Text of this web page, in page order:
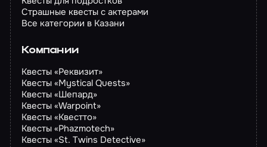
Страшные квесты с актерами
Все категории в Казани
Компании
Квесты «Реквизит»
Квесты «Mystical Quests»
Квесты «Шепард»
Квесты «Warpoint»
Квесты «Квестто»
Квесты «Phazmotech»
Квесты «St. Twins Detective»